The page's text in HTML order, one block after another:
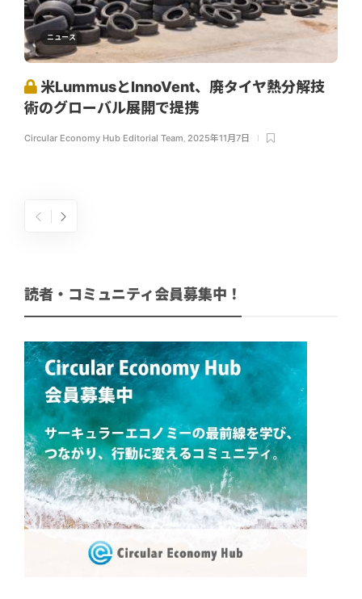
ニュース
米LummusとInnoVent、廃タイヤ熱分解技
術のグローバル展開で提携
Circular Economy Hub Editorial Team, 2025年11月7日
読者・コミュニティ会員募集中！